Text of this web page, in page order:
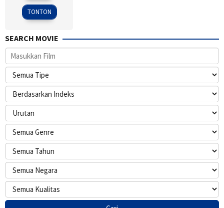
2024
TONTON
SEARCH MOVIE